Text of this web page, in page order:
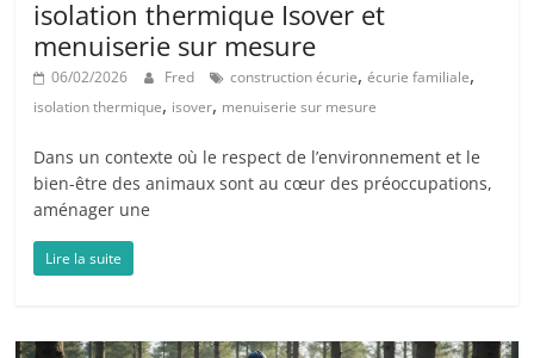
isolation thermique Isover et
menuiserie sur mesure
06/02/2026 Fred construction écurie,écurie familiale,
isolation thermique, isover, menuiserie sur mesure
Dans un contexte où le respect de l’environnement et le
bien-être des animaux sont au cœur des préoccupations,
aménager une
Lire la suite